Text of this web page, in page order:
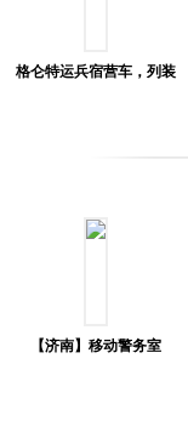
格仑特运兵宿营车，列装
【济南】移动警务室